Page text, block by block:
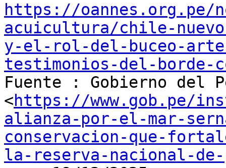
https://oannes.org.pe/
acuicultura/chile-
y-el-rol-del-buceo-
testimonios-del-borde-
Fuente : Gobierno del
<https://www.gob.pe/
alianza-por-el-mar-
conservacion-que-
la-reserva-nacional-de-